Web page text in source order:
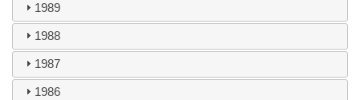
1989
1988
1987
1986